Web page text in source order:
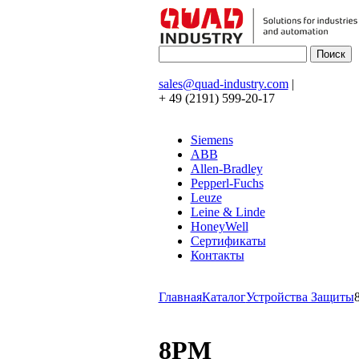
sales@quad-industry.com|
+ 49 (2191) 599-20-17
Siemens
ABB
Allen-Bradley
Pepperl-Fuchs
Leuze
Leine & Linde
HoneyWell
Сертификаты
Контакты
ГлавнаяКаталогУстройства Защиты
8PM